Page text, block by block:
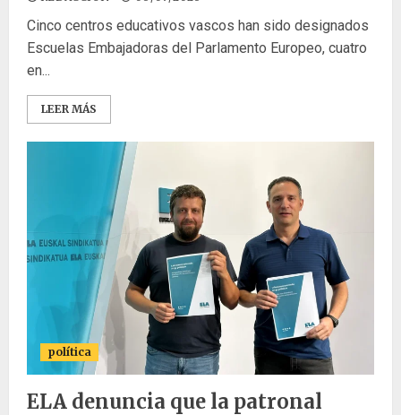
Cinco centros educativos vascos han sido designados
Escuelas Embajadoras del Parlamento Europeo, cuatro
en...
LEER MÁS
política
ELA denuncia que la patronal